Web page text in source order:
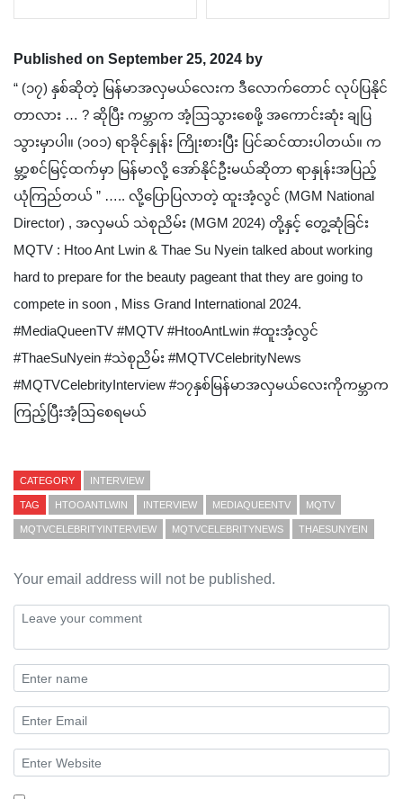
Published on September 25, 2024 by
“ (၁၇) နှစ်ဆိုတဲ့ မြန်မာအလှမယ်လေးက ဒီလောက်တောင် လုပ်ပြနိုင်
တာလား … ? ဆိုပြီး ကမ္ဘာက အံ့ဩသွားစေဖို့ အကောင်းဆုံး ချပြ
သွားမှာပါ။ (၁၀၁) ရာခိုင်နှုန်း ကြိုးစားပြီး ပြင်ဆင်ထားပါတယ်။ က
မ္ဘာ့စင်မြင့်ထက်မှာ မြန်မာလို့ အော်နိုင်ဦးမယ်ဆိုတာ ရာနှုန်းအပြည့်
ယုံကြည်တယ် ” ….. လို့ပြောပြလာတဲ့ ထူးအံ့လွင် (MGM National
Director) , အလှမယ် သဲစုညိမ်း (MGM 2024) တို့နှင့် တွေ့ဆုံခြင်း
MQTV : Htoo Ant Lwin & Thae Su Nyein talked about working
hard to prepare for the beauty pageant that they are going to
compete in soon , Miss Grand International 2024.
#MediaQueenTV #MQTV #HtooAntLwin #ထူးအံ့လွင်
#ThaeSuNyein #သဲစုညိမ်း #MQTVCelebrityNews
#MQTVCelebrityInterview #၁၇နှစ်မြန်မာအလှမယ်လေးကိုကမ္ဘာက
ကြည့်ပြီးအံ့ဩစေရမယ်
CATEGORY INTERVIEW
TAG HTOOANTLWIN INTERVIEW MEDIAQUEENTV MQTV
MQTVCELEBRITYINTERVIEW MQTVCELEBRITYNEWS THAESUNYEIN
Your email address will not be published.